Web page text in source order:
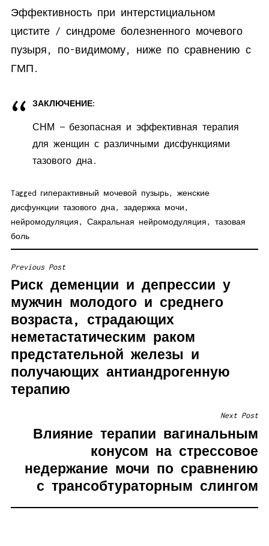
Эффективность при интерстициальном
цистите / синдроме болезненного мочевого
пузыря, по-видимому, ниже по сравнению с
ГМП.
ЗАКЛЮЧЕНИЕ:
СНМ — безопасная и эффективная терапия
для женщин с различными дисфункциями
тазового дна.
Tagged гиперактивный мочевой пузырь, женские
дисфункции тазового дна, задержка мочи ,
нейромодуляция , Сакральная нейромодуляция , тазовая
боль
НАВИГАЦИЯ
ПО
ЗАПИСЯМ
Previous Post
Риск деменции и депрессии у
мужчин молодого и среднего
возраста, страдающих
неметастатическим раком
предстательной железы и
получающих антиандрогенную
терапию
Next Post
Влияние терапии вагинальным
конусом на стрессовое
недержание мочи по сравнению
с трансобтураторным слингом